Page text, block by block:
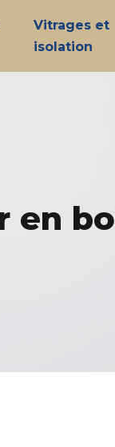
Vitrages et
isolation
en